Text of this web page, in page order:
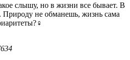
слышу, но в жизни все бывает. В
Природу не обманешь, жизнь сама